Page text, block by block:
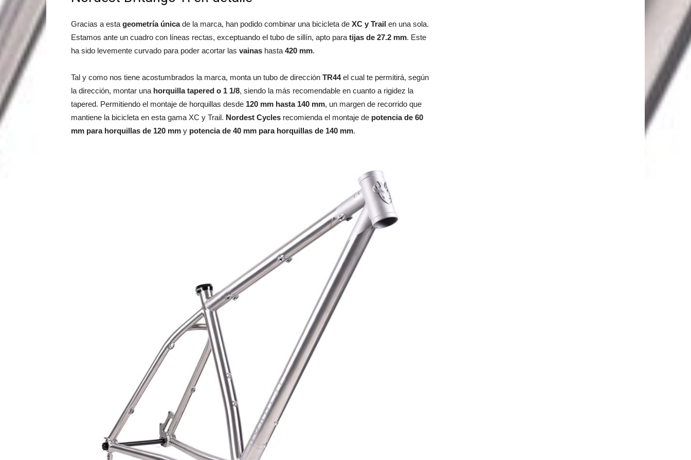
Gracias a esta geometría únicade la marca, han podido combinar una bicicleta de XC y Trail en una sola.
Estamos ante un cuadro con líneas rectas, exceptuando el tubo de sillín, apto para tijas de 27.2 mm. Este
ha sido levemente curvado para poder acortar las vainas hasta 420 mm.
Tal y como nos tiene acostumbrados la marca, monta un tubo de dirección TR44el cual te permitirá, según
la dirección, montar una horquilla tapered o 1 1/8, siendo la más recomendable en cuanto a rigidez la
tapered. Permitiendo el montaje de horquillas desde 120 mm hasta 140 mm, un margen de recorrido que
mantiene la bicicleta en esta gama XC y Trail. Nordest Cycles recomienda el montaje de potencia de 60
mm para horquillas de 120 mm y potencia de 40 mm para horquillas de 140 mm.